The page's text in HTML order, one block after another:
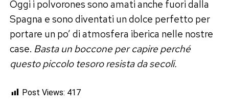
Oggi i polvorones sono amati anche fuori dalla
Spagna e sono diventati un dolce perfetto per
portare un po’ di atmosfera iberica nelle nostre
case. Basta un boccone per capire perché
questo piccolo tesoro resista da secoli.
Post Views: 417